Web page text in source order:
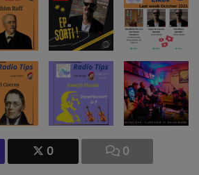
0 0